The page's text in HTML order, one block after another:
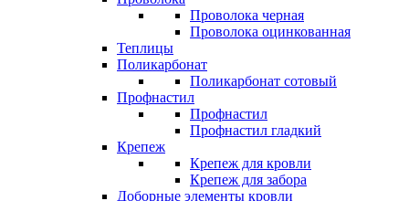
Проволока черная
Проволока оцинкованная
Теплицы
Поликарбонат
Поликарбонат сотовый
Профнастил
Профнастил
Профнастил гладкий
Крепеж
Крепеж для кровли
Крепеж для забора
Доборные элементы кровли